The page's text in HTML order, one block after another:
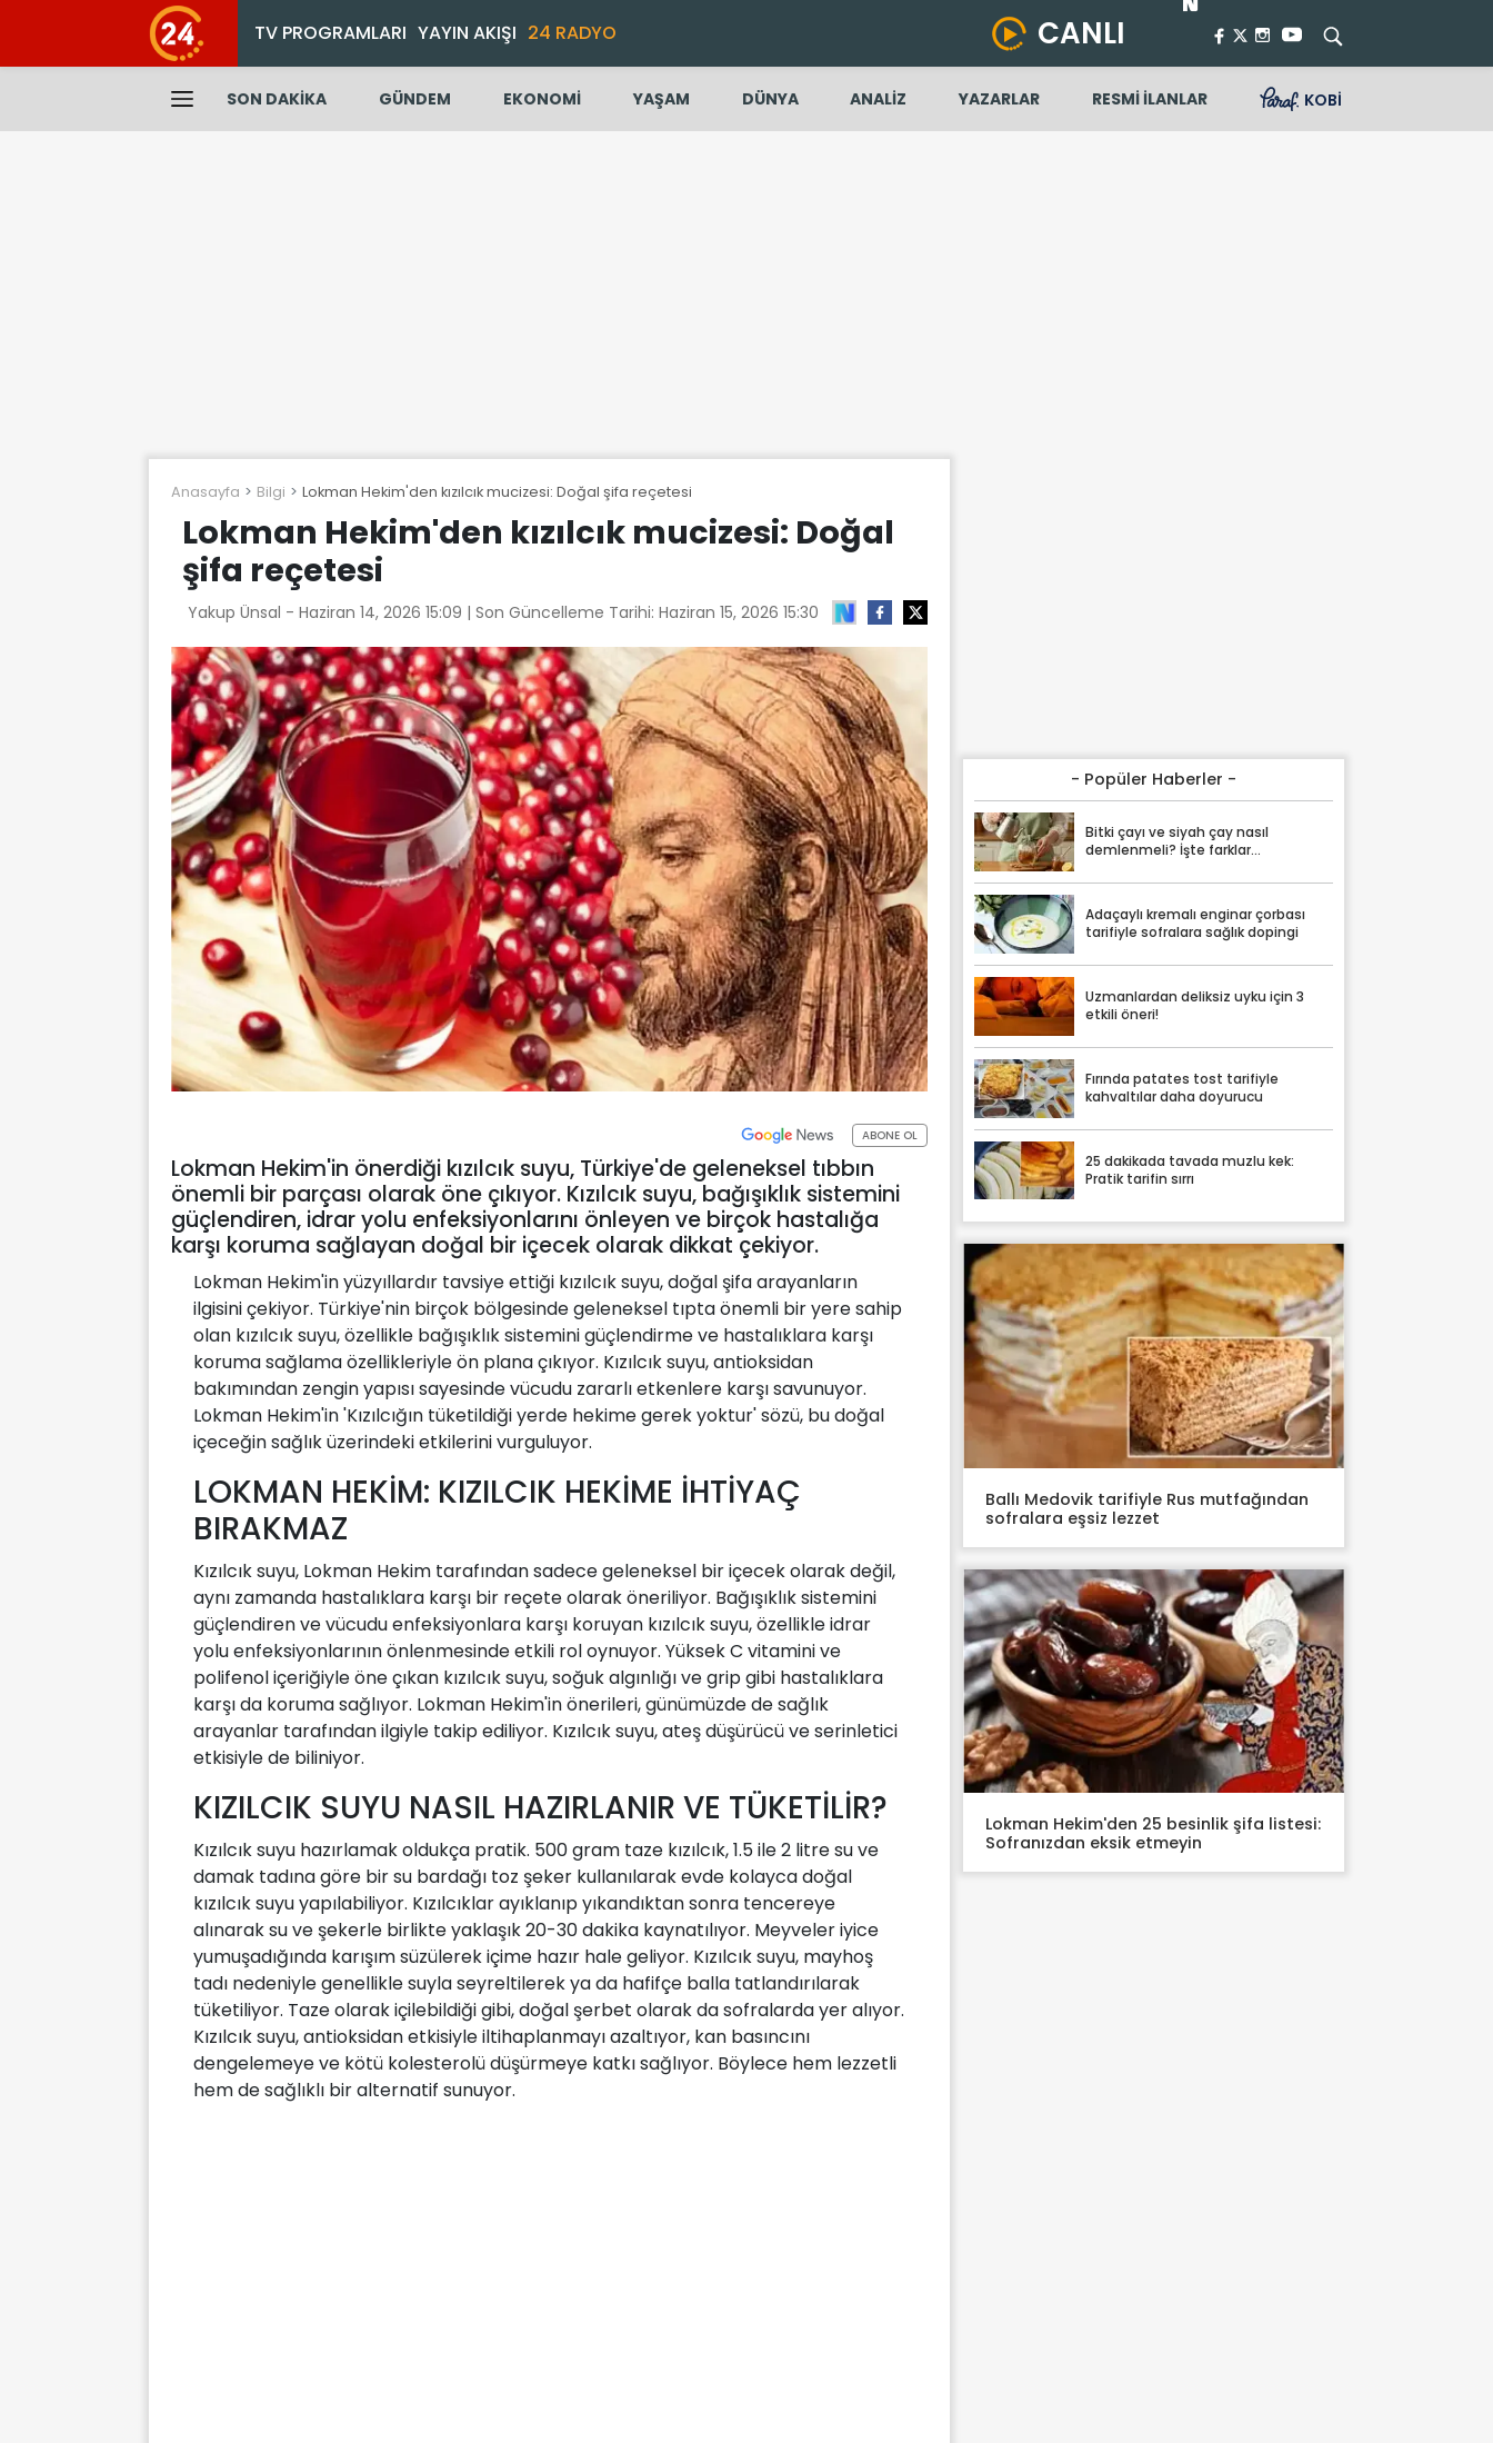
TV PROGRAMLARI YAYIN AKIŞI 24 RADYO CANLI
SON DAKİKA GÜNDEM EKONOMİ YAŞAM DÜNYA ANALİZ YAZARLAR RESMİ İLANLAR KOBİ
Anasayfa Bilgi Lokman Hekim'den kızılcık mucizesi: Doğal şifa reçetesi
Lokman Hekim'den kızılcık mucizesi: Doğal
şifa reçetesi
Yakup Ünsal - Haziran 14, 2026 15:09 | Son Güncelleme Tarihi: Haziran 15, 2026 15:30
ABONE OL
Lokman Hekim'in önerdiği kızılcık suyu, Türkiye'de geleneksel tıbbın
önemli bir parçası olarak öne çıkıyor. Kızılcık suyu, bağışıklık sistemini
güçlendiren, idrar yolu enfeksiyonlarını önleyen ve birçok hastalığa
karşı koruma sağlayan doğal bir içecek olarak dikkat çekiyor.
Lokman Hekim'in yüzyıllardır tavsiye ettiği kızılcık suyu, doğal şifa arayanların
ilgisini çekiyor. Türkiye'nin birçok bölgesinde geleneksel tıpta önemli bir yere sahip
olan kızılcık suyu, özellikle bağışıklık sistemini güçlendirme ve hastalıklara karşı
koruma sağlama özellikleriyle ön plana çıkıyor. Kızılcık suyu, antioksidan
bakımından zengin yapısı sayesinde vücudu zararlı etkenlere karşı savunuyor.
Lokman Hekim'in 'Kızılcığın tüketildiği yerde hekime gerek yoktur' sözü, bu doğal
içeceğin sağlık üzerindeki etkilerini vurguluyor.
LOKMAN HEKİM: KIZILCIK HEKİME İHTİYAÇ
BIRAKMAZ
Kızılcık suyu, Lokman Hekim tarafından sadece geleneksel bir içecek olarak değil,
aynı zamanda hastalıklara karşı bir reçete olarak öneriliyor. Bağışıklık sistemini
güçlendiren ve vücudu enfeksiyonlara karşı koruyan kızılcık suyu, özellikle idrar
yolu enfeksiyonlarının önlenmesinde etkili rol oynuyor. Yüksek C vitamini ve
polifenol içeriğiyle öne çıkan kızılcık suyu, soğuk algınlığı ve grip gibi hastalıklara
karşı da koruma sağlıyor. Lokman Hekim'in önerileri, günümüzde de sağlık
arayanlar tarafından ilgiyle takip ediliyor. Kızılcık suyu, ateş düşürücü ve serinletici
etkisiyle de biliniyor.
KIZILCIK SUYU NASIL HAZIRLANIR VE TÜKETİLİR?
Kızılcık suyu hazırlamak oldukça pratik. 500 gram taze kızılcık, 1.5 ile 2 litre su ve
damak tadına göre bir su bardağı toz şeker kullanılarak evde kolayca doğal
kızılcık suyu yapılabiliyor. Kızılcıklar ayıklanıp yıkandıktan sonra tencereye
alınarak su ve şekerle birlikte yaklaşık 20-30 dakika kaynatılıyor. Meyveler iyice
yumuşadığında karışım süzülerek içime hazır hale geliyor. Kızılcık suyu, mayhoş
tadı nedeniyle genellikle suyla seyreltilerek ya da hafifçe balla tatlandırılarak
tüketiliyor. Taze olarak içilebildiği gibi, doğal şerbet olarak da sofralarda yer alıyor.
Kızılcık suyu, antioksidan etkisiyle iltihaplanmayı azaltıyor, kan basıncını
dengelemeye ve kötü kolesterolü düşürmeye katkı sağlıyor. Böylece hem lezzetli
hem de sağlıklı bir alternatif sunuyor.
- Popüler Haberler -
Bitki çayı ve siyah çay nasıl
demlenmeli? İşte farklar...
Adaçaylı kremalı enginar çorbası
tarifiyle sofralara sağlık dopingi
Uzmanlardan deliksiz uyku için 3
etkili öneri!
Fırında patates tost tarifiyle
kahvaltılar daha doyurucu
25 dakikada tavada muzlu kek:
Pratik tarifin sırrı
Ballı Medovik tarifiyle Rus mutfağından
sofralara eşsiz lezzet
Lokman Hekim'den 25 besinlik şifa listesi:
Sofranızdan eksik etmeyin